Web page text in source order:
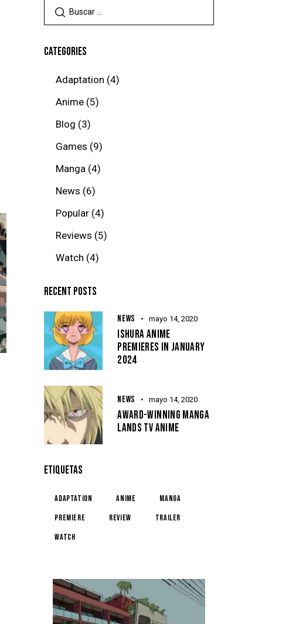
CATEGORIES
Adaptation (4)
Anime(5)
Blog (3)
Games (9)
Manga(4)
News (6)
Popular(4)
Reviews (5)
Watch (4)
RECENT POSTS
NEWS mayo 14, 2020
ISHURA ANIME
PREMIERES IN JANUARY
2024
NEWS mayo 14, 2020
AWARD-WINNING MANGA
LANDS TV ANIME
ETIQUETAS
Adaptation Anime
Manga
Premiere
Review
Trailer
Watch